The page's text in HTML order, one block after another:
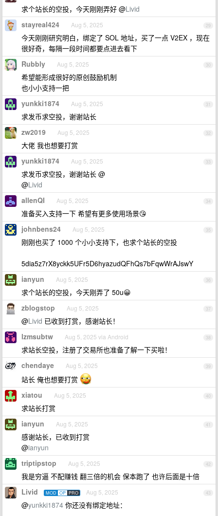
求个站长的空投，今天刚刚弄好 @Livid
29
stayreal424 Aug 5, 2025
今天刚刚研究明白，绑定了 SOL 地址，买了一点 V2EX ，现在
很好奇，每隔一段时间都要点进去看下
30
Rubbly Aug 5, 2025
希望能形成很好的原创鼓励机制
也小小支持一把
31
yunkki1874 Aug 5, 2025
求发币求空投，谢谢站长
32
zw2019 Aug 5, 2025
大佬 我也想要打赏
33
yunkki1874 Aug 5, 2025
求发币求空投，谢谢站长 @
@Livid
34
allenQI Aug 5, 2025
准备买入支持一下 希望有更多使用场景😘
35
johnbens24 Aug 5, 2025
刚刚也买了 1000 个小小支持下，也求个站长的空投
5dia5z7rX8yckk5UFr5D6hyazudQFhQs7bFqwWrAJswY
36
ianyun Aug 5, 2025
求个站长的空投，今天刚弄了 50u😀
37
zblogstop Aug 5, 2025
@Livid 已收到打赏，感谢站长！
38
lzmsubtw Aug 5, 2025 via Android
求站长空投，注册了交易所也准备了解一下买啦！
39
chendaye Aug 5, 2025
站长 俺也想要打赏
40
xiatou Aug 5, 2025
求站长打赏
41
ianyun Aug 5, 2025
感谢站长，已收到打赏
@ianyun
42
triptipstop Aug 5, 2025
我是穷逼 不配赚钱 翻三倍的机会 保本跑了 也许后面是十倍
43
Livid MOD OP PRO Aug 5, 2025
@yunkki1874 你还没有绑定地址：